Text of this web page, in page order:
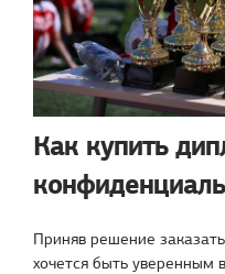
Как купить
Приняв решение
хочется быть уверенным